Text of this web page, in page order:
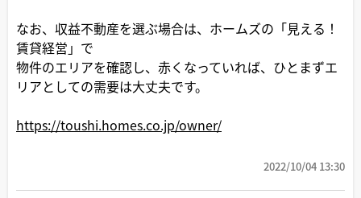
なお、収益不動産を選ぶ場合は、ホームズの「見える！
賃貸経営」で
物件のエリアを確認し、赤くなっていれば、ひとまずエ
リアとしての需要は大丈夫です。
https://toushi.homes.co.jp/owner/
2022/10/04 13:30